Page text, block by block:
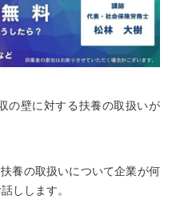
の壁に対する扶養の取扱いが
養の取扱いについて企業が何
しします。